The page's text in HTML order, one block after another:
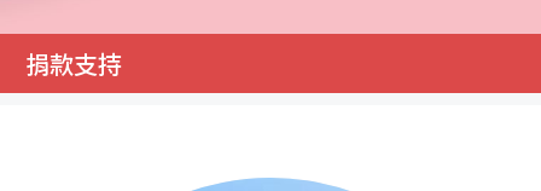
捐款支持